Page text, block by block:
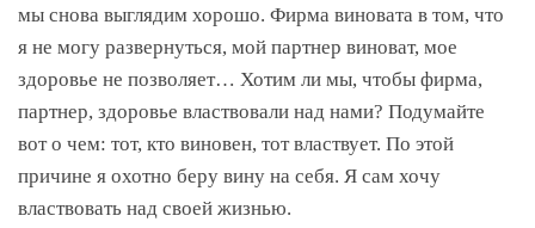
мы снова выглядим хорошо. Фирма виновата в том, что
я не могу развернуться, мой партнер виноват, мое
здоровье не позволяет… Хотим ли мы, чтобы фирма,
партнер, здоровье властвовали над нами? Подумайте
вот о чем: тот, кто виновен, тот властвует. По этой
причине я охотно беру вину на себя. Я сам хочу
властвовать над своей жизнью.